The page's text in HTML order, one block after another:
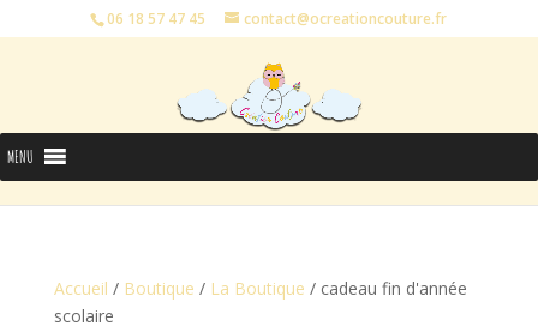
06 18 57 47 45 contact@ocreationcouture.fr
MENU
Accueil / Boutique / La Boutique / cadeau fin d'année
scolaire